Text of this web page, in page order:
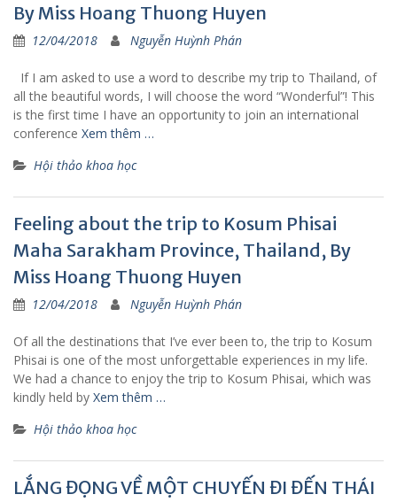
By Miss Hoang Thuong Huyen
12/04/2018 Nguyễn Huỳnh Phán
If I am asked to use a word to describe my trip to Thailand, of
all the beautiful words, I will choose the word “Wonderful”! This
is the first time I have an opportunity to join an international
conference Xem thêm …
Hội thảo khoa học
Feeling about the trip to Kosum Phisai
Maha Sarakham Province, Thailand, By
Miss Hoang Thuong Huyen
12/04/2018 Nguyễn Huỳnh Phán
Of all the destinations that I’ve ever been to, the trip to Kosum
Phisai is one of the most unforgettable experiences in my life.
We had a chance to enjoy the trip to Kosum Phisai, which was
kindly held by Xem thêm …
Hội thảo khoa học
LẮNG ĐỌNG VỀ MỘT CHUYẾN ĐI ĐẾN THÁI